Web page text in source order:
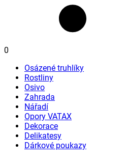
0
Osázené truhlíky
Rostliny
Osivo
Zahrada
Nářadí
Opory VATAX
Dekorace
Delikatesy
Dárkové poukazy